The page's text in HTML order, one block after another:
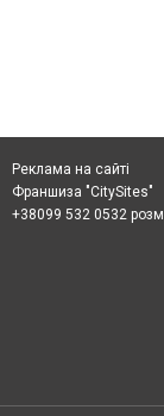
Реклама на сайті
Франшиза "CitySites"
+38099 532 0532